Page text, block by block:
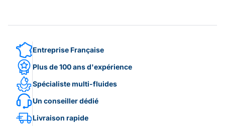
Entreprise Française
Plus de 100 ans d'expérience
Spécialiste multi-fluides
Un conseiller dédié
Livraison rapide